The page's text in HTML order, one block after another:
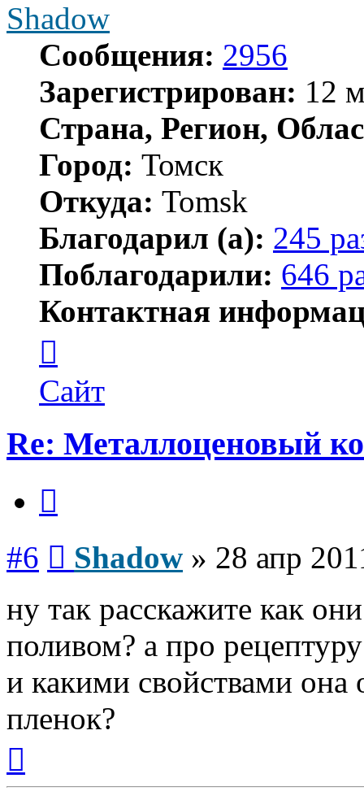
Shadow
Сообщения: 2956
Зарегистрирован: 12
Страна, Регион,
Город: Томск
Откуда: Tomsk
Благодарил (а): 245
Поблагодарили: 646
Контактная
пользователя
Shadow
Сайт
Re: Металлоценовый
#6 Shadow » 28 апр
ну так расскажите как
поливом? а про
и какими свойствами
пленок?
началу